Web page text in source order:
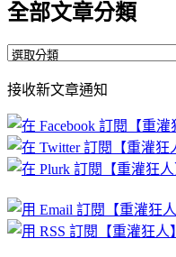
全部文章分類
全
文
章
分
類
接收新文章通知